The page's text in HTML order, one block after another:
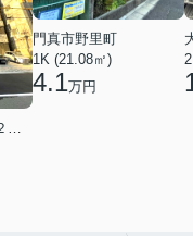
大阪市西区南堀江２丁目
門真市野里町
1K (21.08㎡)
4.1万円